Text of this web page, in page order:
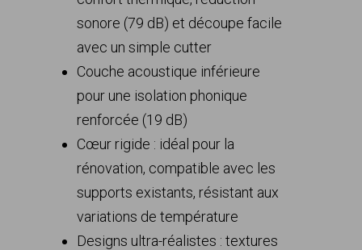
sonore (79 dB) et découpe facile
avec un simple cutter
Couche acoustique inférieure
pour une isolation phonique
renforcée (19 dB)
Cœur rigide : idéal pour la
rénovation, compatible avec les
supports existants, résistant aux
variations de température
Designs ultra-réalistes : textures